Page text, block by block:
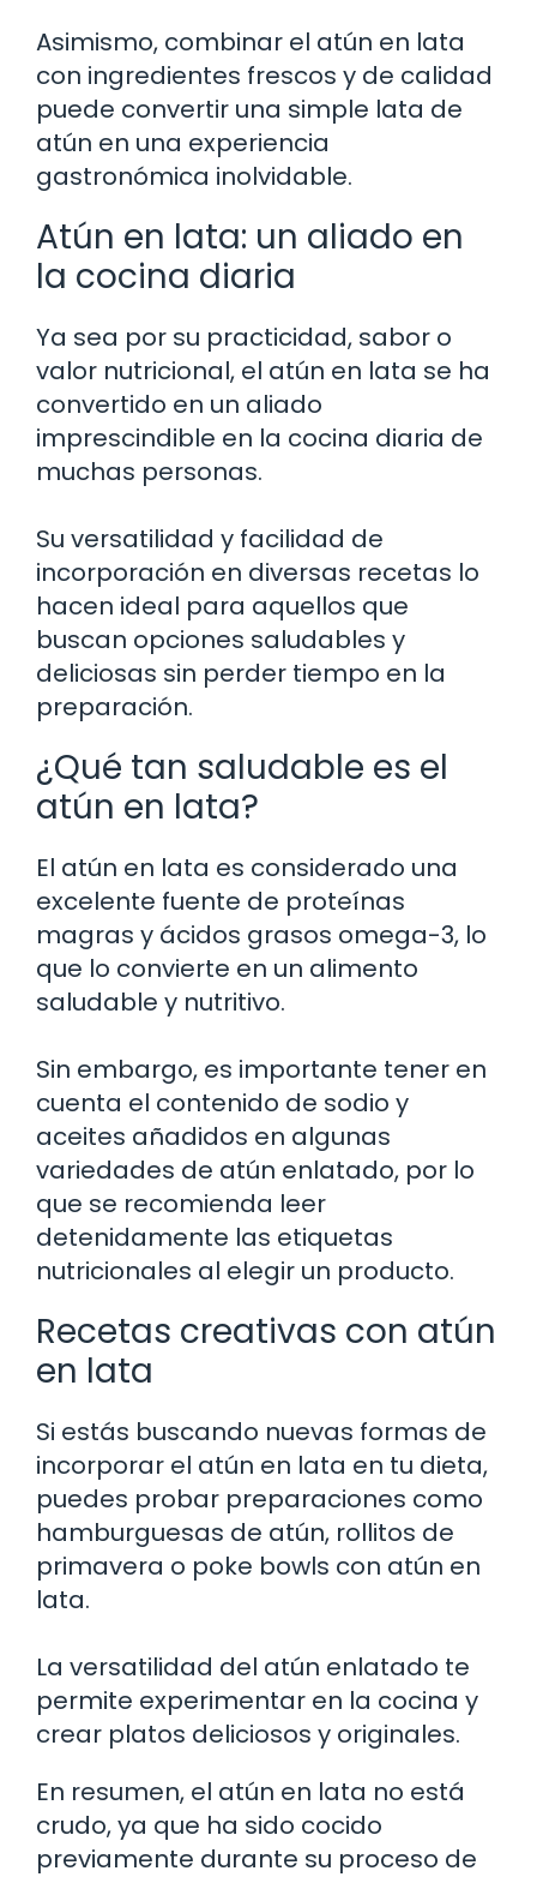
Asimismo, combinar el atún en lata
con ingredientes frescos y de calidad
puede convertir una simple lata de
atún en una experiencia
gastronómica inolvidable.
Atún en lata: un aliado en
la cocina diaria
Ya sea por su practicidad, sabor o
valor nutricional, el atún en lata se ha
convertido en un aliado
imprescindible en la cocina diaria de
muchas personas.
Su versatilidad y facilidad de
incorporación en diversas recetas lo
hacen ideal para aquellos que
buscan opciones saludables y
deliciosas sin perder tiempo en la
preparación.
¿Qué tan saludable es el
atún en lata?
El atún en lata es considerado una
excelente fuente de proteínas
magras y ácidos grasos omega-3, lo
que lo convierte en un alimento
saludable y nutritivo.
Sin embargo, es importante tener en
cuenta el contenido de sodio y
aceites añadidos en algunas
variedades de atún enlatado, por lo
que se recomienda leer
detenidamente las etiquetas
nutricionales al elegir un producto.
Recetas creativas con atún
en lata
Si estás buscando nuevas formas de
incorporar el atún en lata en tu dieta,
puedes probar preparaciones como
hamburguesas de atún, rollitos de
primavera o poke bowls con atún en
lata.
La versatilidad del atún enlatado te
permite experimentar en la cocina y
crear platos deliciosos y originales.
En resumen, el atún en lata no está
crudo, ya que ha sido cocido
previamente durante su proceso de